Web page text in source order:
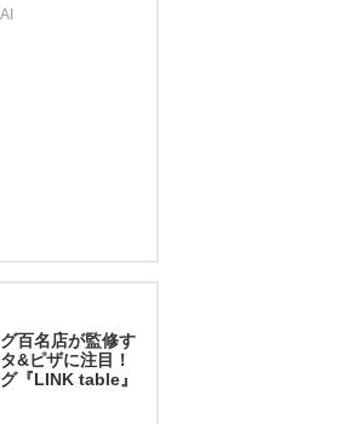
百名店が監修す
&ピザに注目！
『LINK table』